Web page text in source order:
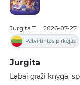
Jurgita T. 2026-07-27
Patvirtintas pirkėjas
Jurgita
Labai graži knyga,